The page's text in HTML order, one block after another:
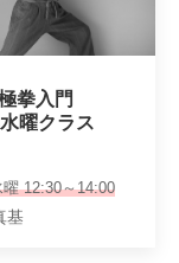
拳入門
曜クラス
12:30～14:00
基